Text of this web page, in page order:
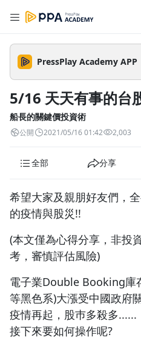
註冊領取
🌞 PPA 避暑津貼．冷
2% 點數回饋！🚀 酷暑來襲
進修 限時開跑】◾單筆滿
即日起 - 8/13（只有一週）
無上限🔥購買任一課程 or
$5,000 回饋 2% 點數🎁 此為
4 天前
查看
PressPlay Academy APP
5/16 天天有事的台
船長的關鍵價投資術
公開 2021/05/16 01:42 2,003
全部 分享
希望大家及親朋好友們，
的疫情與股災!!
(本文僅為心得分享，非投
考，審慎評估風險)
電子業Double Booking庫
等黑色系)大漲受中國政府
疫情再起，股巿多殺多......
接下來要如何操作呢?
--:--
播放速度
1.5x
1.0x
0.75x
追蹤列表